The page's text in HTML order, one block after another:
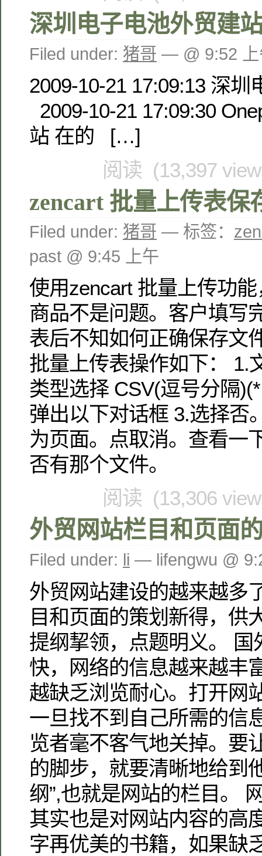
深圳电子电池外贸建
Filed under: 猪哥 — @ 9:52 上
2009-10-21 17:09:13 深
2009-10-21 17:09:30
站 在的 […]
阅读 (13,397
zencart 批量上传表保
Filed under: 猪哥 — 标签：
past @ 9:45 上午
使用zencart 批量上传功
商品不是问题。客户填写
表后不知如何正确保存文
批量上传表操作如下： 1.
类型选择 CSV(逗号分隔
弹出以下对话框 3.选择否
为页面。点取消。查看一
否有那个文件。
阅读 (13,306
外贸网站栏目和页面
Filed under: li — lifengwu @
外贸网站建设的越来越多
目和页面的策划新得，供
提纲挈领，点题明义。 国
快，网络的信息越来越丰
越缺乏浏览耐心。打开网
一旦找不到自己所需的信
览者毫不客气地关掉。要
的脚步，就要清晰地给到
纲”,也就是网站的栏目。
其实也是对网站内容的高
字再优美的书籍，如果缺